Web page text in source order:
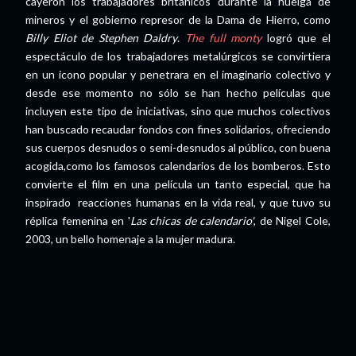
mineros y el gobierno represor de la Dama de Hierro, como
Billy Eliot de Stephen Daldry. The full montylogró que el
espectáculo de los trabajadores metalúrgicos se convirtiera
en un icono popular y penetrara en el imaginario colectivo y
desde ese momento no sólo se han hecho películas que
incluyen este tipo de iniciativas, sino que muchos colectivos
han buscado recaudar fondos con fines solidarios, ofreciendo
sus cuerpos desnudos o semi-desnudos al público, con buena
acogida,como los famosos calendarios de los bomberos. Esto
convierte el film en una película un tanto especial, que ha
inspirado reacciones humanas en la vida real, y que tuvo su
réplica femenina en 'Las chicas de calendario', de Nigel Cole,
2003, un bello homenaje a la mujer madura.